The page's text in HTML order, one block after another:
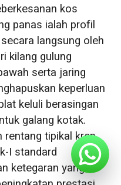
kos
panas ialah profil
langsung oleh
kilang gulung
serta jaring
keperluan
keluli berasingan
galang kotak.
rentang tipikal kren
I standard
ketegaran yang